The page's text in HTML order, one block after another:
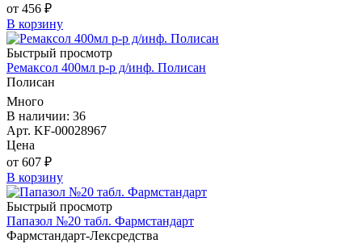
от 456 ₽
В корзину
Быстрый просмотр
Ремаксол 400мл р-р д/инф. Полисан
Полисан
Много
В наличии: 36
Арт. KF-00028967
Цена
от 607 ₽
В корзину
Быстрый просмотр
Папазол №20 табл. Фармстандарт
Фармстандарт-Лексредства